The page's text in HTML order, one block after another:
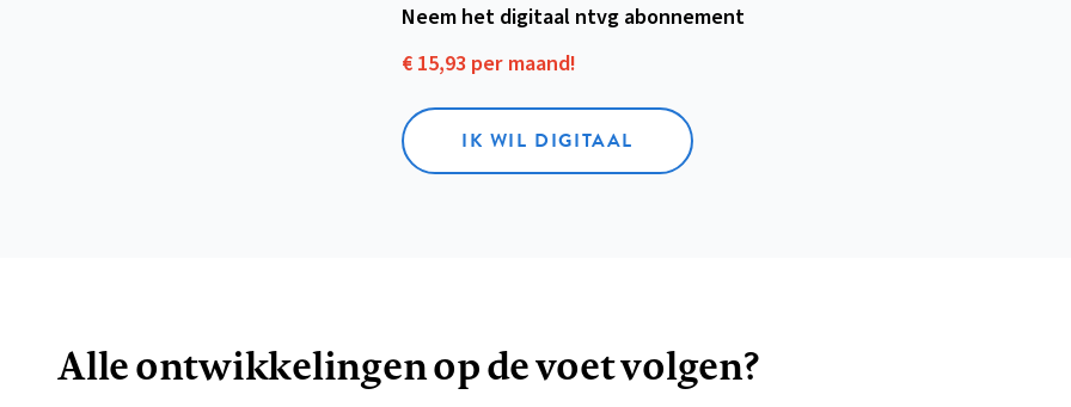
Neem het digitaal ntvg abonnement
€ 15,93 per maand!
IK WIL DIGITAAL
Alle ontwikkelingen op de voet volgen?